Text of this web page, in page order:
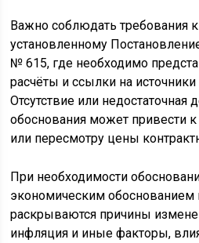
Важно соблюдать требования
установленному
№ 615, где необходимо
расчёты и ссылки на
Отсутствие или недостаточная
обоснования может привести
или пересмотру цены
При необходимости
экономическим обоснованием
раскрываются причины
инфляция и иные факторы,